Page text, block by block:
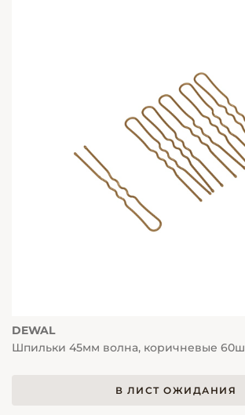
DEWAL
Шпильки 45мм волна, коричневые
В ЛИСТ ОЖИДАНИЯ